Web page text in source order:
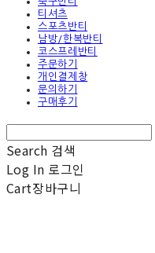
티셔츠
스포츠반티
남방/한복반티
코스프레반티
주문하기
개인결제창
문의하기
구매후기
Search 검색
Log In 로그인
Cart장바구니